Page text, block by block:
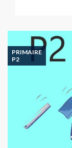
PRIMAIRE
P2